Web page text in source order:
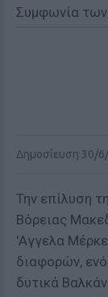
Δημοσίευση 30/
Την επίλυση
Βόρειας
'Αγγελα
διαφορών,
δυτικά